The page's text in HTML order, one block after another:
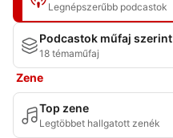
Legnépszerűbb podcastok
Podcastok műfaj szerint
18 témaműfaj
Zene
Top zene
Legtöbbet hallgatott zenék